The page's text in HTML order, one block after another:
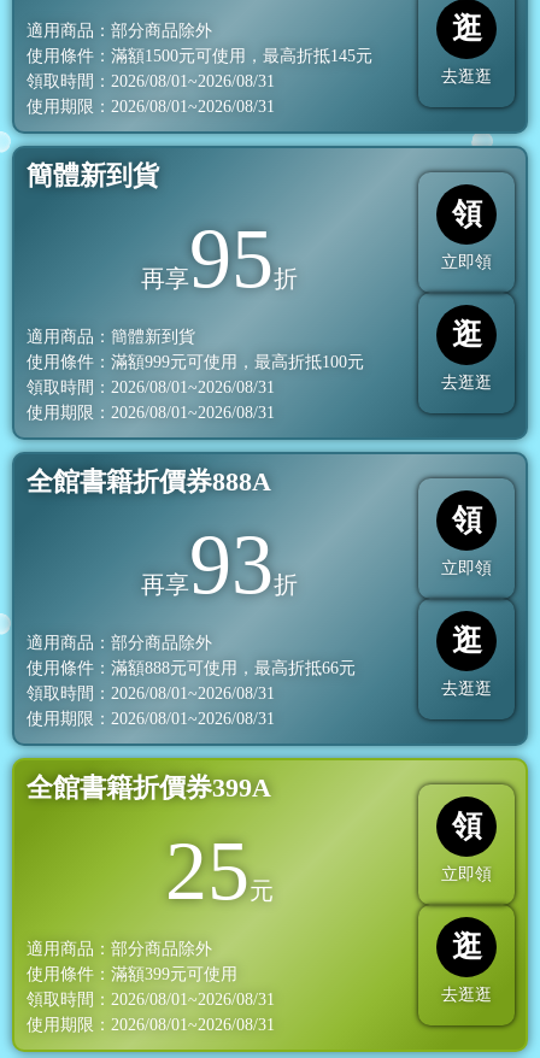
適用商品：部分商品除外
使用條件：滿額1500元可使用，最高折抵145元
領取時間：2026/08/01~2026/08/31
使用期限：2026/08/01~2026/08/31
逛
去逛逛
簡體新到貨
再享95折
適用商品：簡體新到貨
使用條件：滿額999元可使用，最高折抵100元
領取時間：2026/08/01~2026/08/31
使用期限：2026/08/01~2026/08/31
領
立即領
逛
去逛逛
全館書籍折價券888A
再享93折
適用商品：部分商品除外
使用條件：滿額888元可使用，最高折抵66元
領取時間：2026/08/01~2026/08/31
使用期限：2026/08/01~2026/08/31
領
立即領
逛
去逛逛
全館書籍折價券399A
25元
適用商品：部分商品除外
使用條件：滿額399元可使用
領取時間：2026/08/01~2026/08/31
使用期限：2026/08/01~2026/08/31
領
立即領
逛
去逛逛